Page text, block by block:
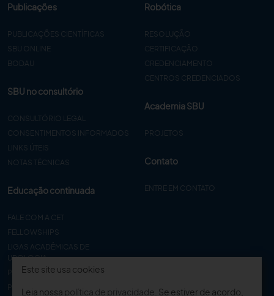
Publicações
PUBLICAÇÕES CIENTÍFICAS
SBU ONLINE
BODAU
SBU no consultório
CONSULTÓRIO LEGAL
CONSENTIMENTOS INFORMADOS
LINKS ÚTEIS
NOTAS TÉCNICAS
Educação continuada
FALE COM A CET
FELLOWSHIPS
LIGAS ACADÊMICAS DE
UROLOGIA
PAPER
PROCET
Robótica
RESOLUÇÃO
CERTIFICAÇÃO
CREDENCIAMENTO
CENTROS CREDENCIADOS
Academia SBU
PROJETOS
Contato
ENTRE EM CONTATO
Este site usa cookies
Leia nossa política de privacidade . Se estiver de acordo,